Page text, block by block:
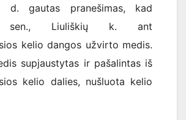
d. gautas pranešimas, kad
sen., Liuliškių k. ant
kelio dangos užvirto medis.
supjaustytas ir pašalintas iš
kelio dalies, nušluota kelio